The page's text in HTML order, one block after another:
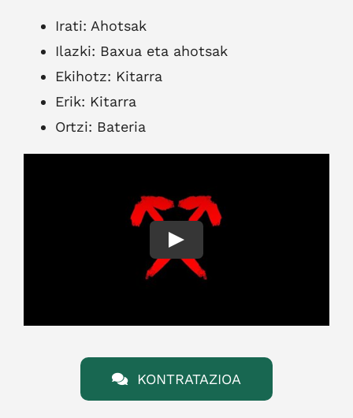
Irati: Ahotsak
Ilazki: Baxua eta ahotsak
Ekihotz: Kitarra
Erik: Kitarra
Ortzi: Bateria
Play
KONTRATAZIOA